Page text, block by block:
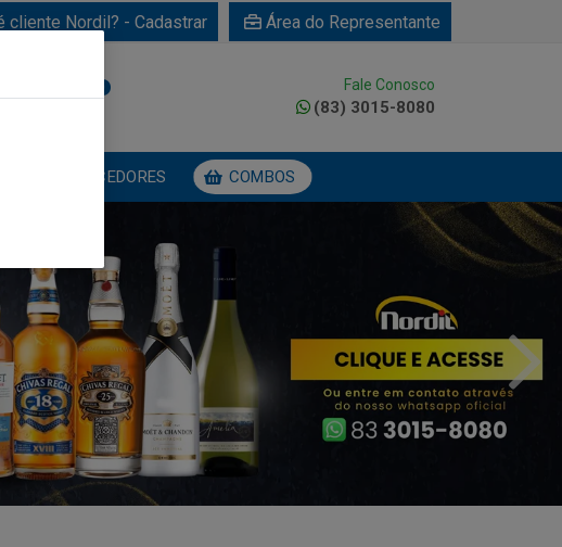
cliente Nordil? - Cadastrar Área do Representante
Fale Conosco
(83) 3015-8080
FORNECEDORES COMBOS